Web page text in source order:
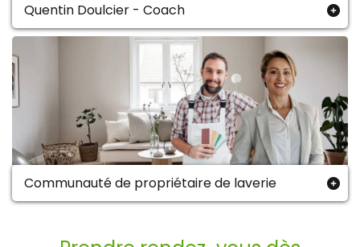
Quentin Doulcier - Coach
Je suis Quentin DOULCIER, investisseur et
entrepreneur expérimenté. Aujourd'hui rentier, j'ai
à l'heure actuel plus de 60 appartements et je
gagne plus de 50 000€ par mois grâce à mes
investissements immobiliers.Ce qui a fait
notamment ma réussite c'est ma façon de trouver
les biens rentables.Ce sont ces astuces de chasse
uniques et ma vision de voir les choses que je vous
partage.
Communauté de propriétaire de laverie
Partez à la rencontre d'une véritable communauté
de matériaux, agents immobiliers, décorateurs